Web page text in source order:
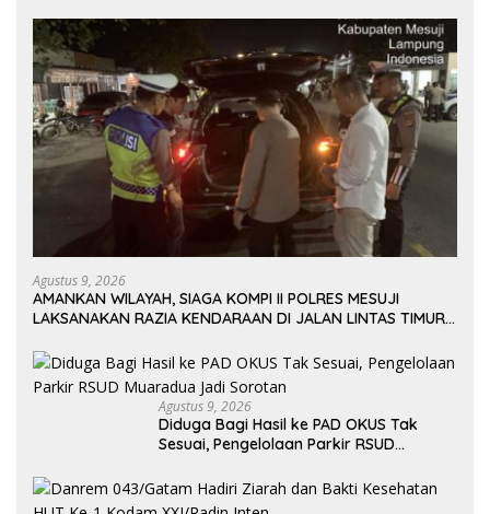
Agustus 9, 2026
AMANKAN WILAYAH, SIAGA KOMPI II POLRES MESUJI
LAKSANAKAN RAZIA KENDARAAN DI JALAN LINTAS TIMUR
Agustus 9, 2026
Diduga Bagi Hasil ke PAD OKUS Tak
Sesuai, Pengelolaan Parkir RSUD